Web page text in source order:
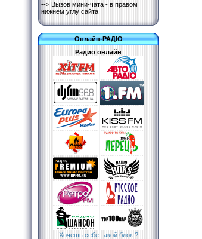
--> Вызов мини-чата - в правом
нижнем углу сайта
Онлайн-РАДІО
Радио онлайн
Хочешь себе такой блок ?